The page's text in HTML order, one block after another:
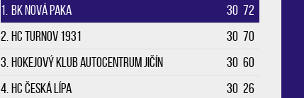
1. BK Nová Paka 30 72
2. HC Turnov 1931 30 70
3. Hokejový klub Autocentrum Jičín 30 60
4. HC Česká Lípa 30 26